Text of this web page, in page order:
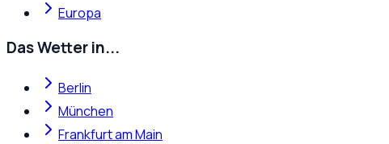
Europa
Das Wetter in...
Berlin
München
Frankfurt am Main